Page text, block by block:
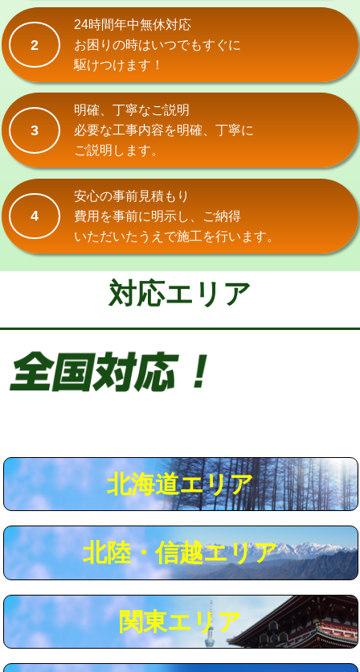
交換・取付(排水栓・排水トラップ
（P/S/ポップアップ））
交換・取付（その他部品）
持込商品取付（単水栓）
持込商品取付（混合水栓） 16,500円
持込商品取付（浄水器・分岐水栓） 16,500円
給水管工事※（ホール加工)
給水管工事※（バンド止め) 3,300円
給水管工事※（支持金具設置) 5,500円
給水管工事※（保温材使用（バンド止
5,500円
給水管工事※（土の掘削・埋め戻し作
業)
用（追加）/3ｍ超え)
給水管工事※（ライニング鋼管・銅
44,000円
給水管工事※（ライニング鋼管・銅
管・ポリ管・HT管使用/3ｍ超え)
+8,800円
マス交換（土の掘削・埋め戻し作業） 11,000円~
マス交換（深さ50㎝未満） 55,000円
マス交換（深さ50㎝以上） 66,000円
2
24時間年中無休対応
お困りの時はいつでもすぐに
駆けつけます！
3
明確、丁寧なご説明
必要な工事内容を明確、丁寧に
ご説明します。
4
安心の事前見積もり
費用を事前に明示し、ご納得
いただいたうえで施工を行います。
対応エリア
北海道エリア
北陸・信越エリア
関東エリア